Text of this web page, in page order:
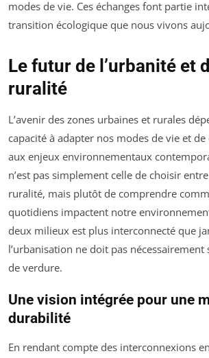
modes de vie. Ces échanges font partie
transition écologique que nous vivons
Le futur de l’urbanité et
ruralité
L’avenir des zones urbaines et rurales
capacité à adapter nos modes de vie et
aux enjeux environnementaux
n’est pas simplement celle de choisir
ruralité, mais plutôt de comprendre
quotidiens impactent notre
deux milieux est plus interconnecté que
l’urbanisation ne doit pas
de verdure.
Une vision intégrée pour une
durabilité
En rendant compte des interconnexions